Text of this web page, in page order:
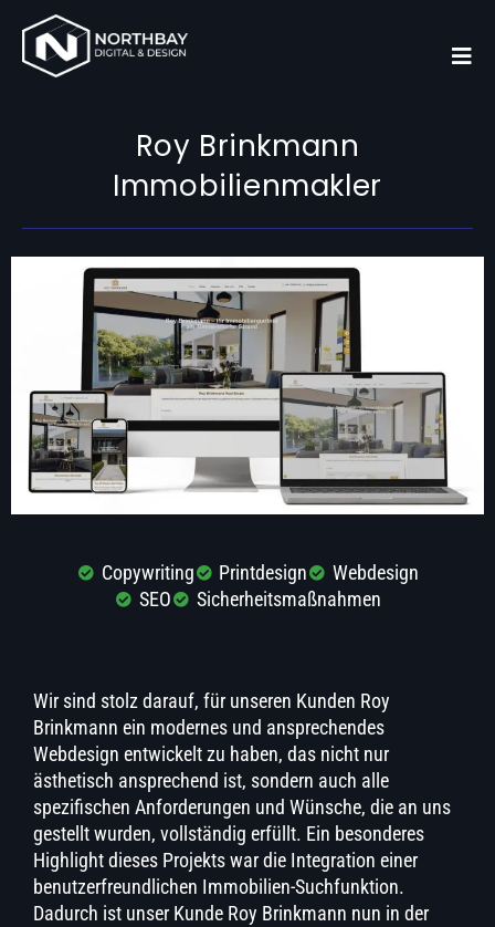
Roy Brinkmann
Immobilienmakler
Copywriting Printdesign
Webdesign
SEO
Sicherheitsmaßnahmen
Wir sind stolz darauf, für unseren Kunden Roy
Brinkmann ein modernes und ansprechendes
Webdesign entwickelt zu haben, das nicht nur
ästhetisch ansprechend ist, sondern auch alle
spezifischen Anforderungen und Wünsche, die an uns
gestellt wurden, vollständig erfüllt. Ein besonderes
Highlight dieses Projekts war die Integration einer
benutzerfreundlichen Immobilien-Suchfunktion.
Dadurch ist unser Kunde Roy Brinkmann nun in der